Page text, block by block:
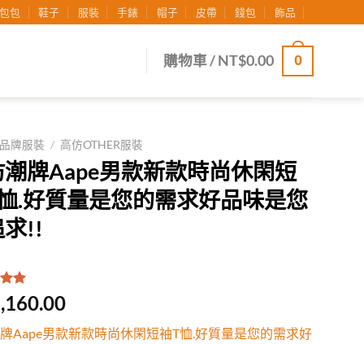
包包 鞋子 服裝 手錶 帽子 皮帶 錢包 飾品
購物車 /NT$0.00 0
牌服裝 / 高仿OTHER服裝
牌Aape男款新款時尚休閑短
.好質量是您的需求好品味是您
求!!
/
位
Aape男款新款時尚休閑短袖T恤.好質量是您的需求好